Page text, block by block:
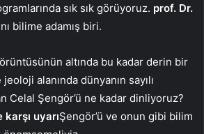
sık sık görüyoruz. prof. Dr.
bilime adamış biri.
altında bu kadar derin bir
alanında dünyanın sayılı
Celal Şengör’ü ne kadar dinliyoruz?
uyarıŞengör’ü ve onun gibi bilim